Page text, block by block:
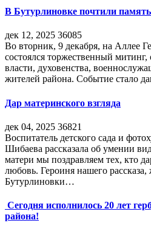
В Бутурлиновке почтили память
дек 12, 2025 36085
Во вторник, 9 декабря, на Аллее
состоялся торжественный
власти, духовенства,
жителей района. Событие стало
Дар материнского взгляда
дек 04, 2025 36821
Воспитатель детского сада и
Шибаева рассказала об умении
матери мы поздравляем тех, кто
любовь. Героиня нашего рассказа,
Бутурлиновки…
Сегодня исполнилось 20 лет
района!